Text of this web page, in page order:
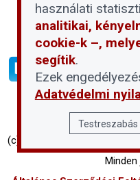
(c) Társasházi Háztartás
használati
analitikai,
cookie-k –,
segítik.
Ezek
Adatvédelmi
Testreszabás